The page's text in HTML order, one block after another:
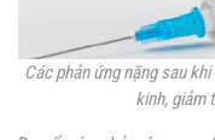
Các phản ứng nặng sau
kinh, giảm